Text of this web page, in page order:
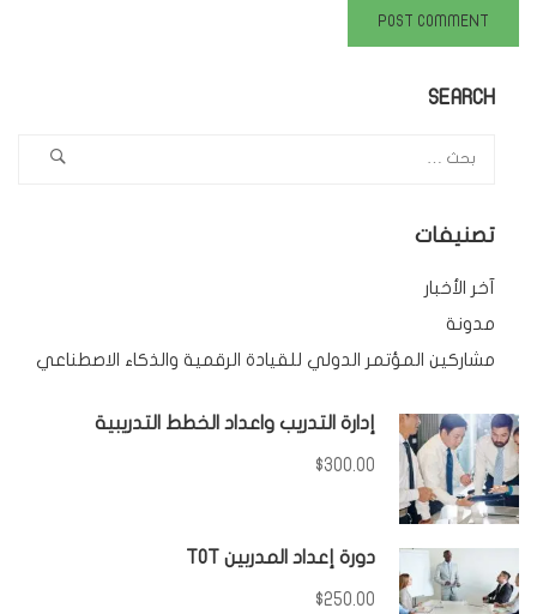
SEARCH
تصنيفات
آخر الأخبار
مدونة
مشاركين المؤتمر الدولي للقيادة الرقمية والذكاء الاصطناعي
إدارة التدريب واعداد الخطط التدريبية
$300.00
دورة إعداد المدربين TOT
$250.00